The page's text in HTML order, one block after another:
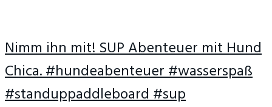
Nimm ihn mit! SUP Abenteuer mit Hund
Chica. #hundeabenteuer #wasserspaß
#standuppaddleboard #sup